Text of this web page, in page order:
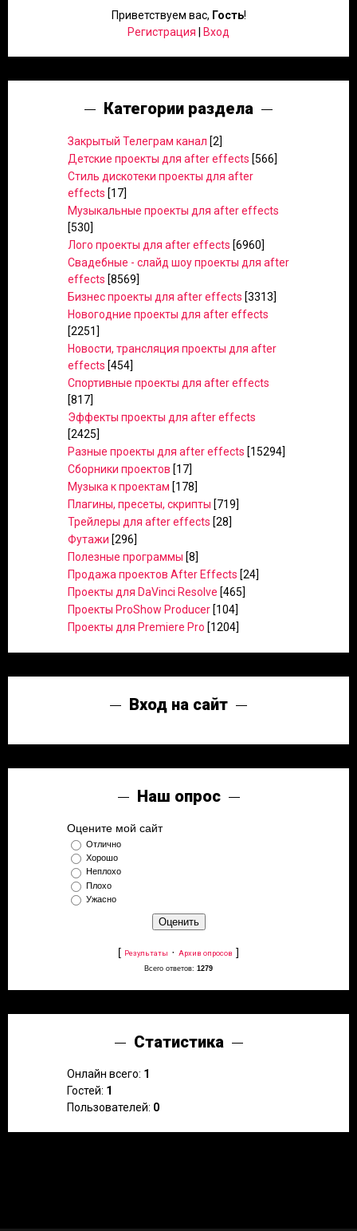
Приветствуем вас, Гость!
Регистрация
Вход
Категории раздела
Закрытый Телеграм канал [2]
Детские проекты для after effects [566]
Стиль дискотеки проекты для after
effects [17]
Музыкальные проекты для after effects
[530]
Лого проекты для after effects [6960]
Свадебные - слайд шоу проекты для after
effects [8569]
Бизнес проекты для after effects [3313]
Новогодние проекты для after effects
[2251]
Новости, трансляция проекты для after
effects [454]
Спортивные проекты для after effects
[817]
Эффекты проекты для after effects
[2425]
Разные проекты для after effects [15294]
Сборники проектов [17]
Музыка к проектам [178]
Плагины, пресеты, скрипты [719]
Трейлеры для after effects [28]
Футажи [296]
Полезные программы [8]
Продажа проектов After Effects [24]
Проекты для DaVinci Resolve [465]
Проекты ProShow Producer [104]
Проекты для Premiere Pro [1204]
Вход на сайт
Наш опрос
Оцените мой сайт
Отлично
Хорошо
Неплохо
Плохо
Ужасно
[ Результаты · Архив опросов ]
Всего ответов: 1279
Статистика
Онлайн всего: 1
Гостей: 1
Пользователей: 0